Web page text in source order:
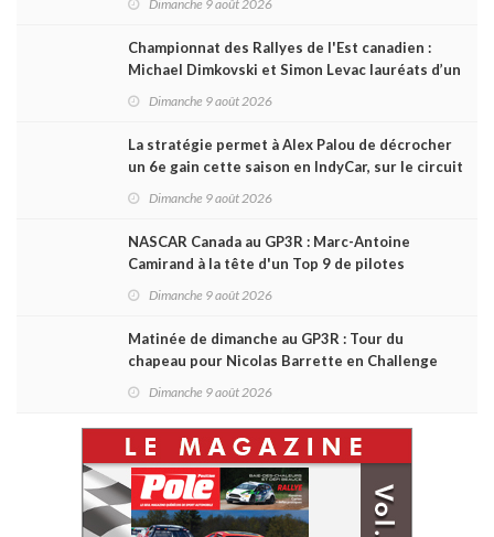
Dimanche 9 août 2026
Championnat des Rallyes de l'Est canadien :
Michael Dimkovski et Simon Levac lauréats d’un
Dimanche 9 août 2026
La stratégie permet à Alex Palou de décrocher
un 6e gain cette saison en IndyCar, sur le circuit
Dimanche 9 août 2026
NASCAR Canada au GP3R : Marc-Antoine
Camirand à la tête d'un Top 9 de pilotes
Dimanche 9 août 2026
Matinée de dimanche au GP3R : Tour du
chapeau pour Nicolas Barrette en Challenge
Dimanche 9 août 2026